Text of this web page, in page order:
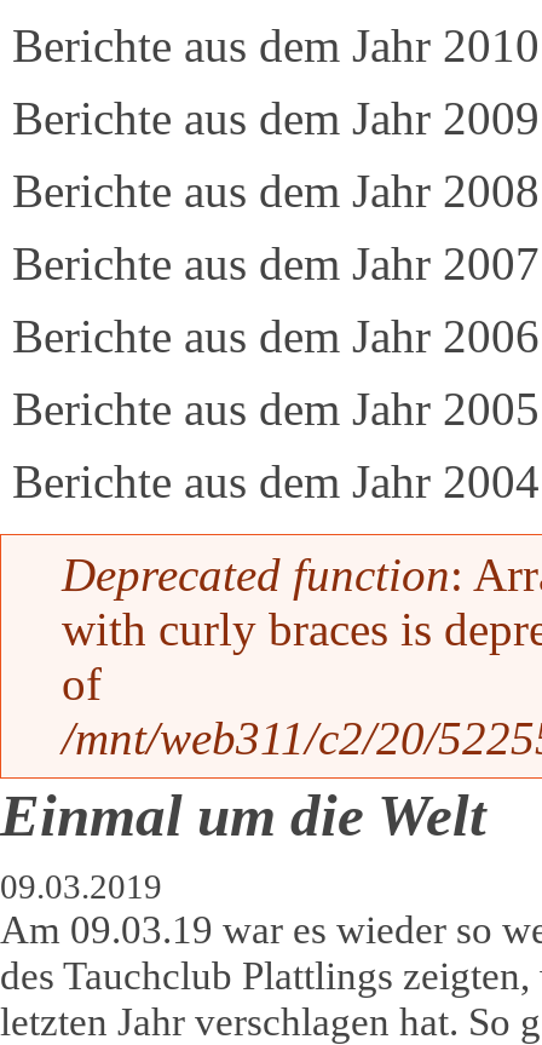
Berichte aus dem Jahr 2010
Berichte aus dem Jahr 2009
Berichte aus dem Jahr 2008
Berichte aus dem Jahr 2007
Berichte aus dem Jahr 2006
Berichte aus dem Jahr 2005
Berichte aus dem Jahr 2004
Fehlermeldung
Deprecated function:
with curly braces is
of
/mnt/web311/c2/20/
Einmal um die Welt
09.03.2019
Am 09.03.19 war es wieder so
des Tauchclub Plattlings
letzten Jahr verschlagen hat. So